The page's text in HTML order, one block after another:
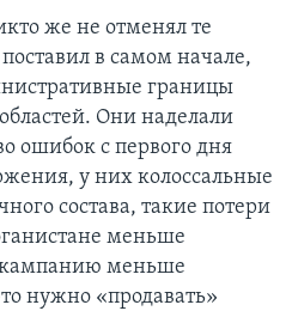
же не отменял те
в самом начале,
границы
Они наделали
ошибок с первого дня
у них колоссальные
состава, такие потери
меньше
кампанию меньше
нужно «продавать»